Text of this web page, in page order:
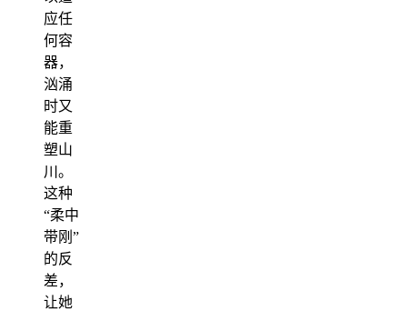
应任
何容
器，
汹涌
时又
能重
塑山
川。
这种
“柔中
带刚”
的反
差，
让她